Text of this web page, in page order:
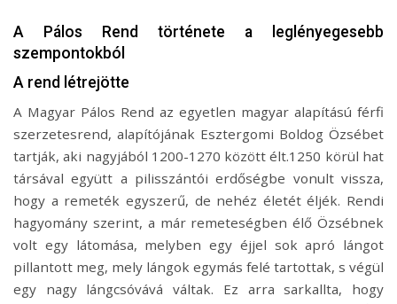
A Pálos Rend története a leglényegesebb
szempontokból
A rend létrejötte
A Magyar Pálos Rend az egyetlen magyar alapítású férfi
szerzetesrend, alapítójának Esztergomi Boldog Özsébet
tartják, aki nagyjából 1200-1270 között élt.1250 körül hat
társával együtt a pilisszántói erdőségbe vonult vissza,
hogy a remeték egyszerű, de nehéz életét éljék. Rendi
hagyomány szerint, a már remeteségben élő Özsébnek
volt egy látomása, melyben egy éjjel sok apró lángot
pillantott meg, mely lángok egymás felé tartottak, s végül
egy nagy lángcsóvává váltak. Ez arra sarkallta, hogy